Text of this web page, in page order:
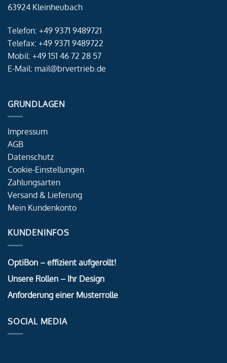
63924 Kleinheubach
Telefon: +49 9371 9489721
Telefax: +49 9371 9489722
Mobil: +49 151 46 72 28 57
E-Mail: mail@brvertrieb.de
GRUNDLAGEN
Impressum
AGB
Datenschutz
Cookie-Einstellungen
Zahlungsarten
Versand & Lieferung
Mein Kundenkonto
KUNDENINFOS
OptiBon – effizient aufgerollt!
Unsere Rollen – Ihr Design
Anforderung einer Musterrolle
SOCIAL MEDIA